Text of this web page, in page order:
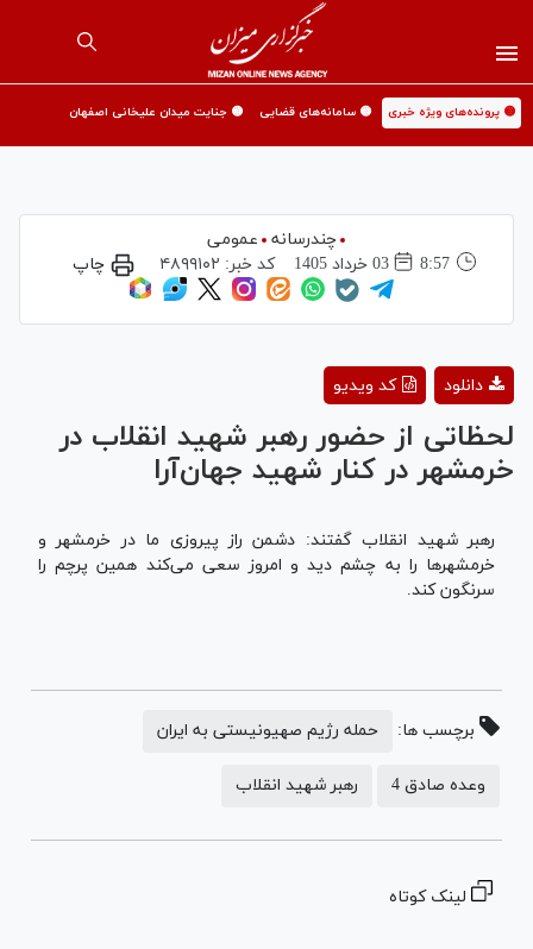
🟡 پرونده‌های ویژه خبری 🟡 سامانه‌های قضایی 🟡 جنایت میدان علیخانی اصفهان
چندرسانه
عمومی
8:57
03 خرداد 1405 کد خبر: ۴۸۹۹۱۰۲ چاپ
Video
کد ویدیو دانلود
لحظاتی از حضور رهبر شهید انقلاب در
خرمشهر در کنار شهید جهان‌آرا
رهبر شهید انقلاب گفتند: دشمن راز پیروزی ما در خرمشهر و
خرمشهر‌ها را به چشم دید و امروز سعی می‌کند همین پرچم را
سرنگون کند.
برچسب ها: حمله رژیم صهیونیستی به ایران
وعده صادق 4 رهبر شهید انقلاب
لینک کوتاه